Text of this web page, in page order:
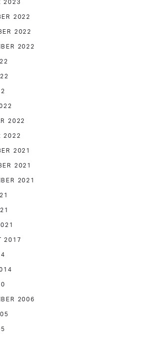
2023
2022
2022
2022
2022
2022
2021
2021
2021
2017
2006